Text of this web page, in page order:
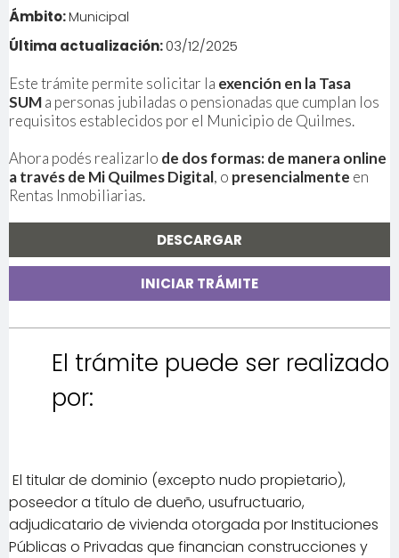
Ámbito:Municipal
Última actualización:03/12/2025
Este trámite permite solicitar la exención en la Tasa
SUMa personas jubiladas o pensionadas que cumplan los
requisitos establecidos por el Municipio de Quilmes.
Ahora podés realizarlo de dos formas: de manera online
a través de Mi Quilmes Digital, o presencialmente en
Rentas Inmobiliarias.
DESCARGAR
INICIAR TRÁMITE
El trámite puede ser realizado
por:
El titular de dominio (excepto nudo propietario),
poseedor a título de dueño, usufructuario,
adjudicatario de vivienda otorgada por Instituciones
Públicas o Privadas que financian construcciones y